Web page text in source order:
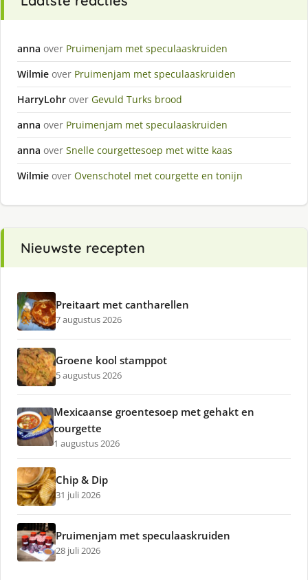
anna over Pruimenjam met speculaaskruiden
Wilmie over Pruimenjam met speculaaskruiden
HarryLohr over Gevuld Turks brood
anna over Pruimenjam met speculaaskruiden
anna over Snelle courgettesoep met witte kaas
Wilmie over Ovenschotel met courgette en tonijn
Nieuwste recepten
Preitaart met cantharellen
7 augustus 2026
Groene kool stamppot
5 augustus 2026
Mexicaanse groentesoep met gehakt en
courgette
1 augustus 2026
Chip & Dip
31 juli 2026
Pruimenjam met speculaaskruiden
28 juli 2026